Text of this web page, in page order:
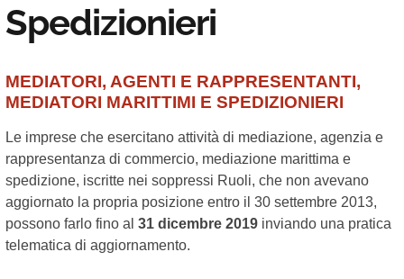
Spedizionieri
MEDIATORI, AGENTI E RAPPRESENTANTI,
MEDIATORI MARITTIMI E SPEDIZIONIERI
Le imprese che esercitano attività di mediazione, agenzia e
rappresentanza di commercio, mediazione marittima e
spedizione, iscritte nei soppressi Ruoli, che non avevano
aggiornato la propria posizione entro il 30 settembre 2013,
possono farlo fino al 31 dicembre 2019 inviando una pratica
telematica di aggiornamento.